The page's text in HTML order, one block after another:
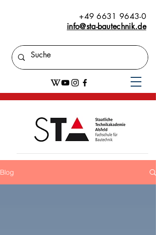
+49 6631 9643-0
info@sta-bautechnik.de
Blog